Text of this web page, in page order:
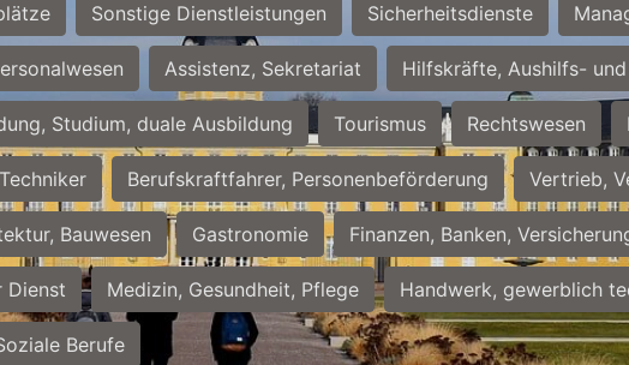
Sonstige Dienstleistungen Sicherheitsdienste
Assistenz, Sekretariat Hilfskräfte, Aushilfs-
Studium, duale Ausbildung Tourismus Rechtswesen
Berufskraftfahrer, Personenbeförderung Vertrieb,
Bauwesen Gastronomie Finanzen, Banken,
Dienst Medizin, Gesundheit, Pflege Handwerk, gewerblich
Berufe